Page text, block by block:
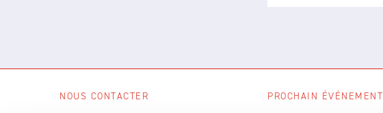
NOUS CONTACTER PROCHAIN ÉVÉNEMENT